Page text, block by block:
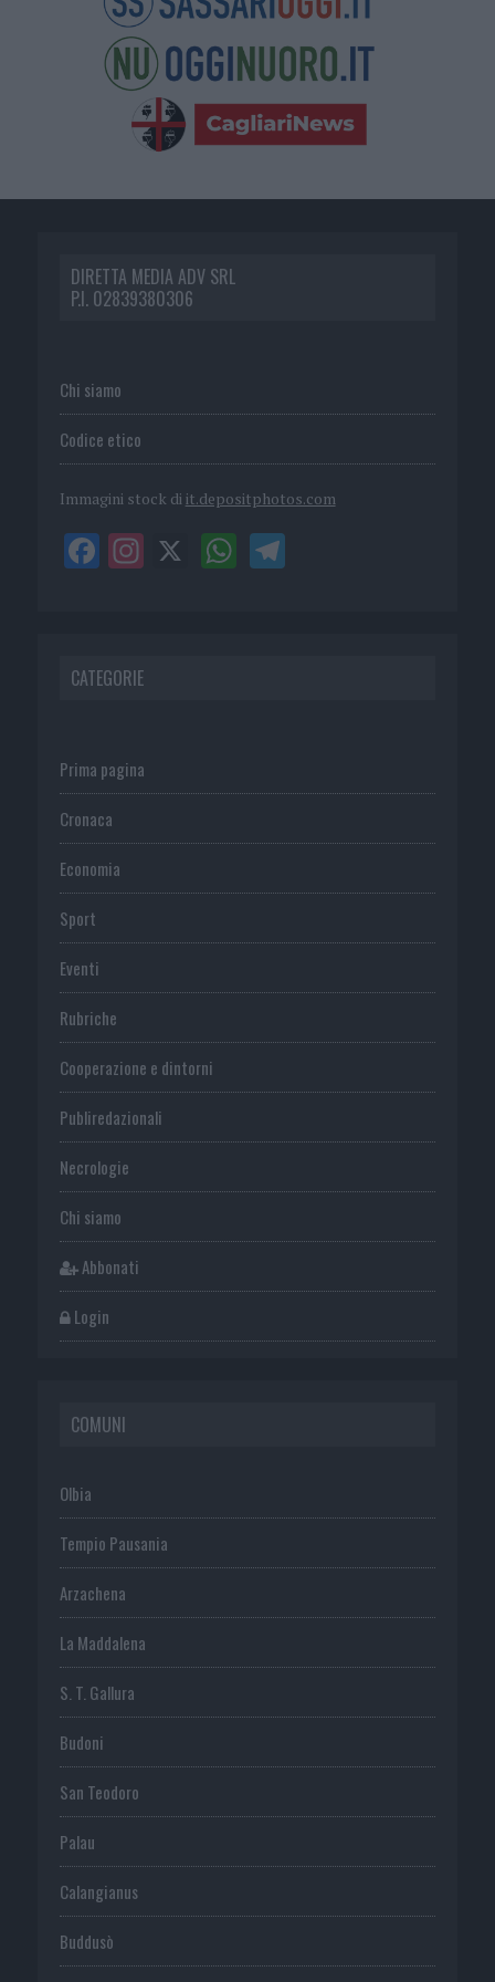
DIRETTA MEDIA ADV SRL
P.I. 02839380306
Chi siamo
Codice etico
Immagini stock di it.depositphotos.com
CATEGORIE
Prima pagina
Cronaca
Economia
Sport
Eventi
Rubriche
Cooperazione e dintorni
Publiredazionali
Necrologie
Chi siamo
Abbonati
Login
COMUNI
Olbia
Tempio Pausania
Arzachena
La Maddalena
S. T. Gallura
Budoni
San Teodoro
Palau
Calangianus
Buddusò